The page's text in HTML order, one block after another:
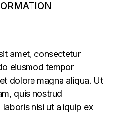
amet, consectetur
eiusmod tempor
dolore magna aliqua. Ut
quis nostrud
nisi ut aliquip ex